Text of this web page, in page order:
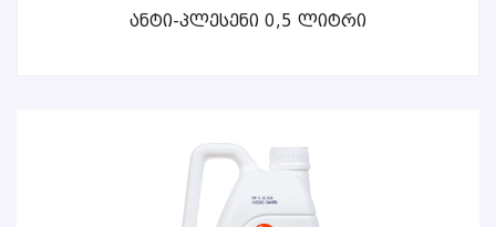
ᲕᲠᲪᲚᲐᲓ
Ანტი-Პლესენი 0,5 Ლიტრი